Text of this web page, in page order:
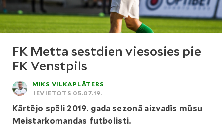
FK Metta sestdien viesosies pie
FK Venstpils
MIKS VILKAPLĀTERS
IEVIETOTS 05.07.19.
Kārtējo spēli 2019. gada sezonā aizvadīs mūsu
Meistarkomandas futbolisti.